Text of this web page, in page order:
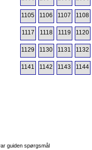
1105 1106 1107 1108
1117 1118 1119 1120
1129 1130 1131 1132
1141 1142 1143 1144
guiden spørgsmål